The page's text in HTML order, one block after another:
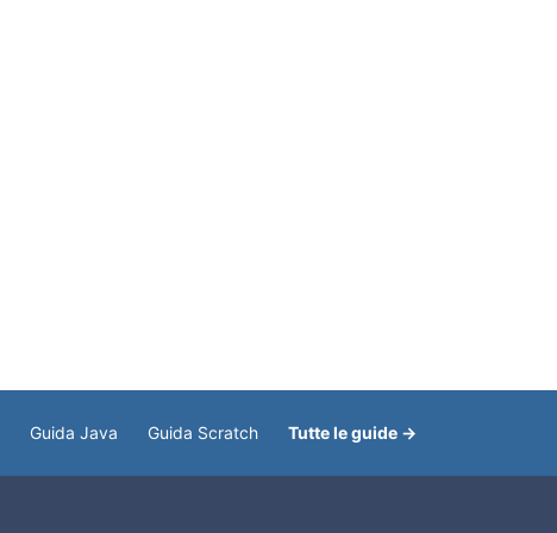
Guida Java Guida Scratch Tutte le guide →